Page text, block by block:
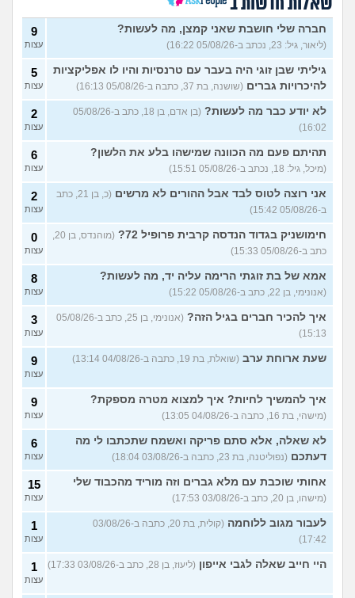
לומר להורים?
(אהרן, בן 16)
7
עצות
מתמטיקה בגרות ומגן
בת 17)
מתלבטת לגבי שנה הבאה
(Girl, בת 17)
5
עצות
סדרת ילדות שאני לא מצליח
למצוא (יונתן, בן 18)
4
עצות
יש בנינו מתח אבל אני לא
(לחוצה, בת 16)
6
הברזתי לעצמי או שהצלתי את
הכבוד שלי? (כפיר, בן 14)
4
עוד שאלות חדשות במדור
שאלות חדשות ב
חברה שלי חושבת שאני קמצן, מה לעשות?
(ליאור, גיל: 23, נכתב ב-05/08/26 16:22)
9
עצות
גיליתי שבן זוגי היה בעבר עם טרנסיות והיו לו אפליקציות
להיכרויות גברים (שושנה, בת 37, כתבה ב-05/08/26 16:13)
5
עצות
לא יודע כבר מה לעשות?
(בן אדם, בן 18, כתב ב-05/08/26
16:02)
2
עצות
תהיתם פעם מה הכוונה שמישהו בלע את הלשון?
(מיכל, גיל: 18, נכתב ב-05/08/26 15:51)
6
עצות
אני רוצה לטוס לבד אבל ההורים לא מרשים
(כ, בן 21, כתב
ב-05/08/26 15:42)
2
עצות
חימושניק בגדוד הנדסה קרבית פרופיל 72?
(מוהנדס, בן 20,
כתב ב-05/08/26 15:33)
0
עצות
אמא של בת זוגתי הרימה עליה יד, מה לעשות?
(אנונימי, בן 22, כתב ב-05/08/26 15:22)
8
עצות
איך להכיר חברים בגיל הזה?
(אנונימי, בן 25, כתב ב-05/08/26
15:13)
3
עצות
שעת ארוחת ערב (שואלת, בת 19, כתבה ב-04/08/26 13:14) 9
עצות
איך להמשיך לחיות? איך למצוא מטרה מספקת?
(מישהי, בת 16, כתבה ב-04/08/26 13:05)
9
עצות
לא שאלה, אלא סתם פריקה ואשמח שתכתבו לי מה
דעתכם (נפוליטנה, בת 23, כתבה ב-03/08/26 18:04)
6
עצות
אחותי שוכבת עם מלא גברים וזה מוריד מהכבוד שלי
(מישהו, בן 20, כתב ב-03/08/26 17:53)
15
עצות
לעבור מגוב ללוחמה
(קולית, בת 20, כתבה ב-03/08/26
17:42)
1
עצות
היי חייב שאלה לגבי אייפון (ליעוז, בן 28, כתב ב-03/08/26 17:33) 1
עצות